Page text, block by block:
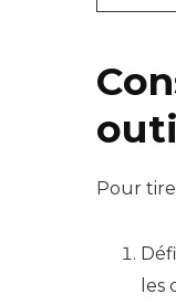
Pour
les